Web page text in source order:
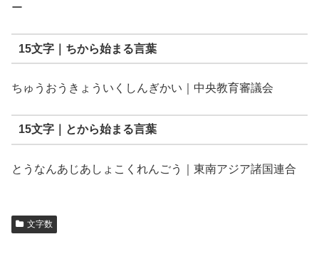
ー
15文字｜ちから始まる言葉
ちゅうおうきょういくしんぎかい｜中央教育審議会
15文字｜とから始まる言葉
とうなんあじあしょこくれんごう｜東南アジア諸国連合
文字数